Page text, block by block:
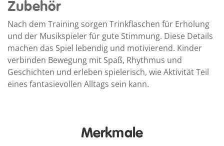
Zubehör
Nach dem Training sorgen Trinkflaschen für Erholung
und der Musikspieler für gute Stimmung. Diese Details
machen das Spiel lebendig und motivierend. Kinder
verbinden Bewegung mit Spaß, Rhythmus und
Geschichten und erleben spielerisch, wie Aktivität Teil
eines fantasievollen Alltags sein kann.
Merkmale